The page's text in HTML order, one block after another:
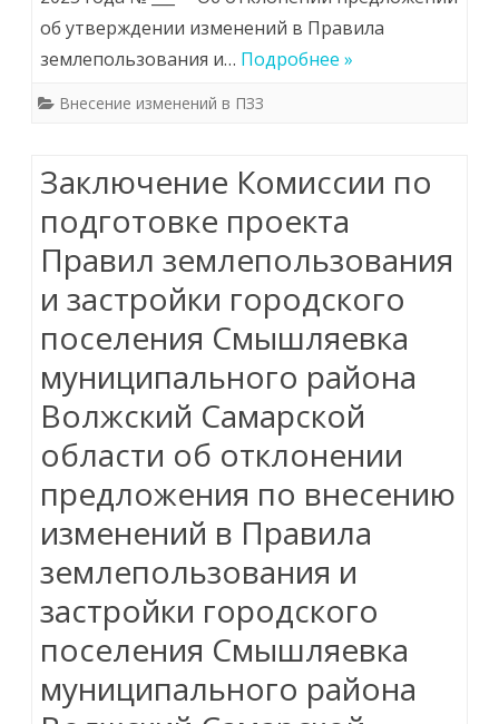
об утверждении изменений в Правила
землепользования и… Подробнее »
Внесение изменений в ПЗЗ
Заключение Комиссии по
подготовке проекта
Правил землепользования
и застройки городского
поселения Смышляевка
муниципального района
Волжский Самарской
области об отклонении
предложения по внесению
изменений в Правила
землепользования и
застройки городского
поселения Смышляевка
муниципального района